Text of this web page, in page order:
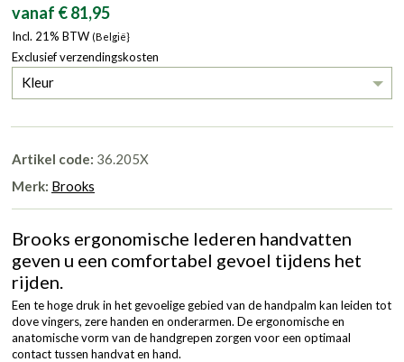
vanaf € 81,95
Incl. 21% BTW (België}
Exclusief verzendingskosten
Kleur
Artikel code: 36.205X
Merk: Brooks
Brooks ergonomische lederen handvatten
geven u een comfortabel gevoel tijdens het
rijden.
Een te hoge druk in het gevoelige gebied van de handpalm kan leiden tot
dove vingers, zere handen en onderarmen. De ergonomische en
anatomische vorm van de handgrepen zorgen voor een optimaal
contact tussen handvat en hand.